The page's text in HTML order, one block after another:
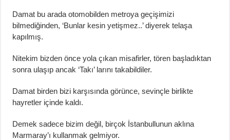
Damat bu arada otomobilden metroya geçişimizi
bilmediğinden, ‘Bunlar kesin yetişmez..’ diyerek telaşa
kapılmış.
Nitekim bizden önce yola çıkan misafirler, tören başladıktan
sonra ulaşıp ancak ‘Takı’ larını takabildiler.
Damat birden bizi karşısında görünce, sevinçle birlikte
hayretler içinde kaldı.
Demek sadece bizim değil, birçok İstanbullunun aklına
Marmaray’ı kullanmak gelmiyor.